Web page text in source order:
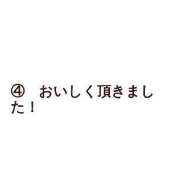
④　おいしく頂きまし
た！